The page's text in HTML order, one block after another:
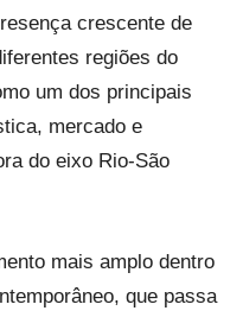
crescente de
regiões do
um dos principais
mercado e
do eixo Rio-São
mais amplo dentro
que passa